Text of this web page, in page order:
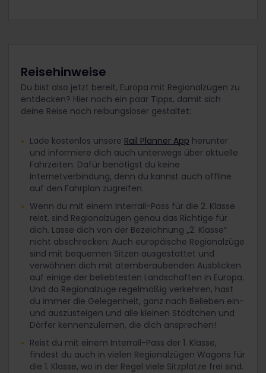
Reisehinweise
Du bist also jetzt bereit, Europa mit Regionalzügen zu
entdecken? Hier noch ein paar Tipps, damit sich
deine Reise noch reibungsloser gestaltet:
Lade kostenlos unsere Rail Planner App herunter
und informiere dich auch unterwegs über aktuelle
Fahrzeiten. Dafür benötigst du keine
Internetverbindung, denn du kannst auch offline
auf den Fahrplan zugreifen.
Wenn du mit einem Interrail-Pass für die 2. Klasse
reist, sind Regionalzügen genau das Richtige für
dich. Lasse dich von der Bezeichnung „2. Klasse“
nicht abschrecken: Auch europäische Regionalzüge
sind mit bequemen Sitzen ausgestattet und
verwöhnen dich mit atemberaubenden Ausblicken
auf einige der beliebtesten Landschaften in Europa.
Und da Regionalzüge regelmäßig verkehren, hast
du immer die Gelegenheit, ganz nach Belieben ein-
und auszusteigen und alle kleinen Städtchen und
Dörfer kennenzulernen, die dich ansprechen!
Reist du mit einem Interrail-Pass der 1. Klasse,
findest du auch in vielen Regionalzügen Wagons für
die 1. Klasse, wo in der Regel viele Sitzplätze frei sind.